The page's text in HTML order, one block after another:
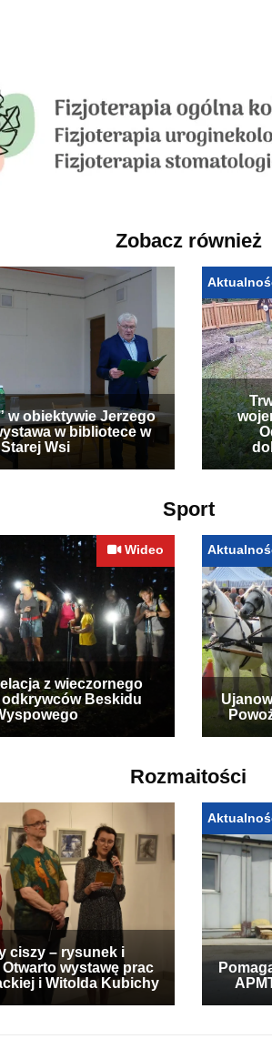
Zobacz również
w obiektywie Jerzego
w bibliotece w
Starej Wsi
Sport
Wideo
z wieczornego
Beskidu
Rozmaitości
ciszy – rysunek i
wystawę prac
i Witolda Kubichy